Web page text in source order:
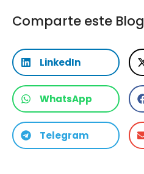
Comparte este Blog
LinkedIn
WhatsApp
Telegram